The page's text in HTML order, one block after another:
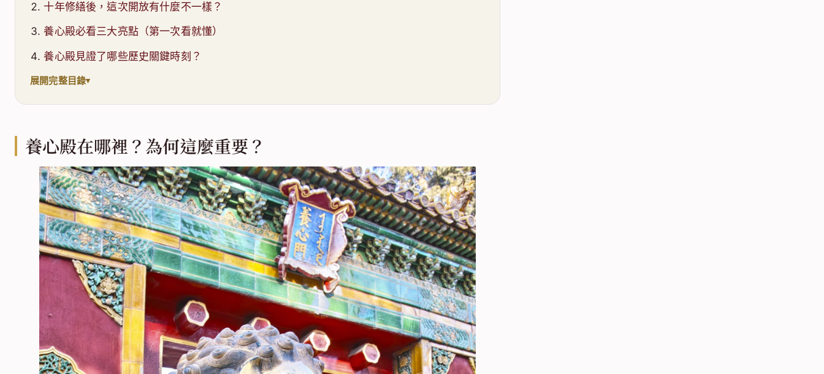
十年修繕後，這次開放有什麼不一樣？
養心殿必看三大亮點（第一次看就懂）
養心殿見證了哪些歷史關鍵時刻？
展開完整目錄
養心殿在哪裡？為何這麼重要？